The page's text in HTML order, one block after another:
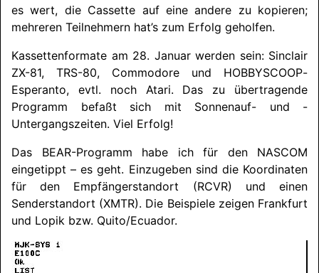
es wert, die Cassette auf eine andere zu kopieren;
mehreren Teilnehmern hat’s zum Erfolg geholfen.
Kassettenformate am 28. Januar werden sein: Sinclair
ZX-81, TRS-80, Commodore und HOB­BY­SCOOP-
Esperanto, evtl. noch Atari. Das zu übertragende
Programm befaßt sich mit Sonnenauf- und -
Untergangszeiten. Viel Erfolg!
Das BEAR-Programm habe ich für den NASCOM
eingetippt – es geht. Einzugeben sind die Koordinaten
für den Empfängerstandort (RCVR) und einen
Senderstandort (XMTR). Die Beispiele zeigen Frankfurt
und Lopik bzw. Quito/Ecuador.